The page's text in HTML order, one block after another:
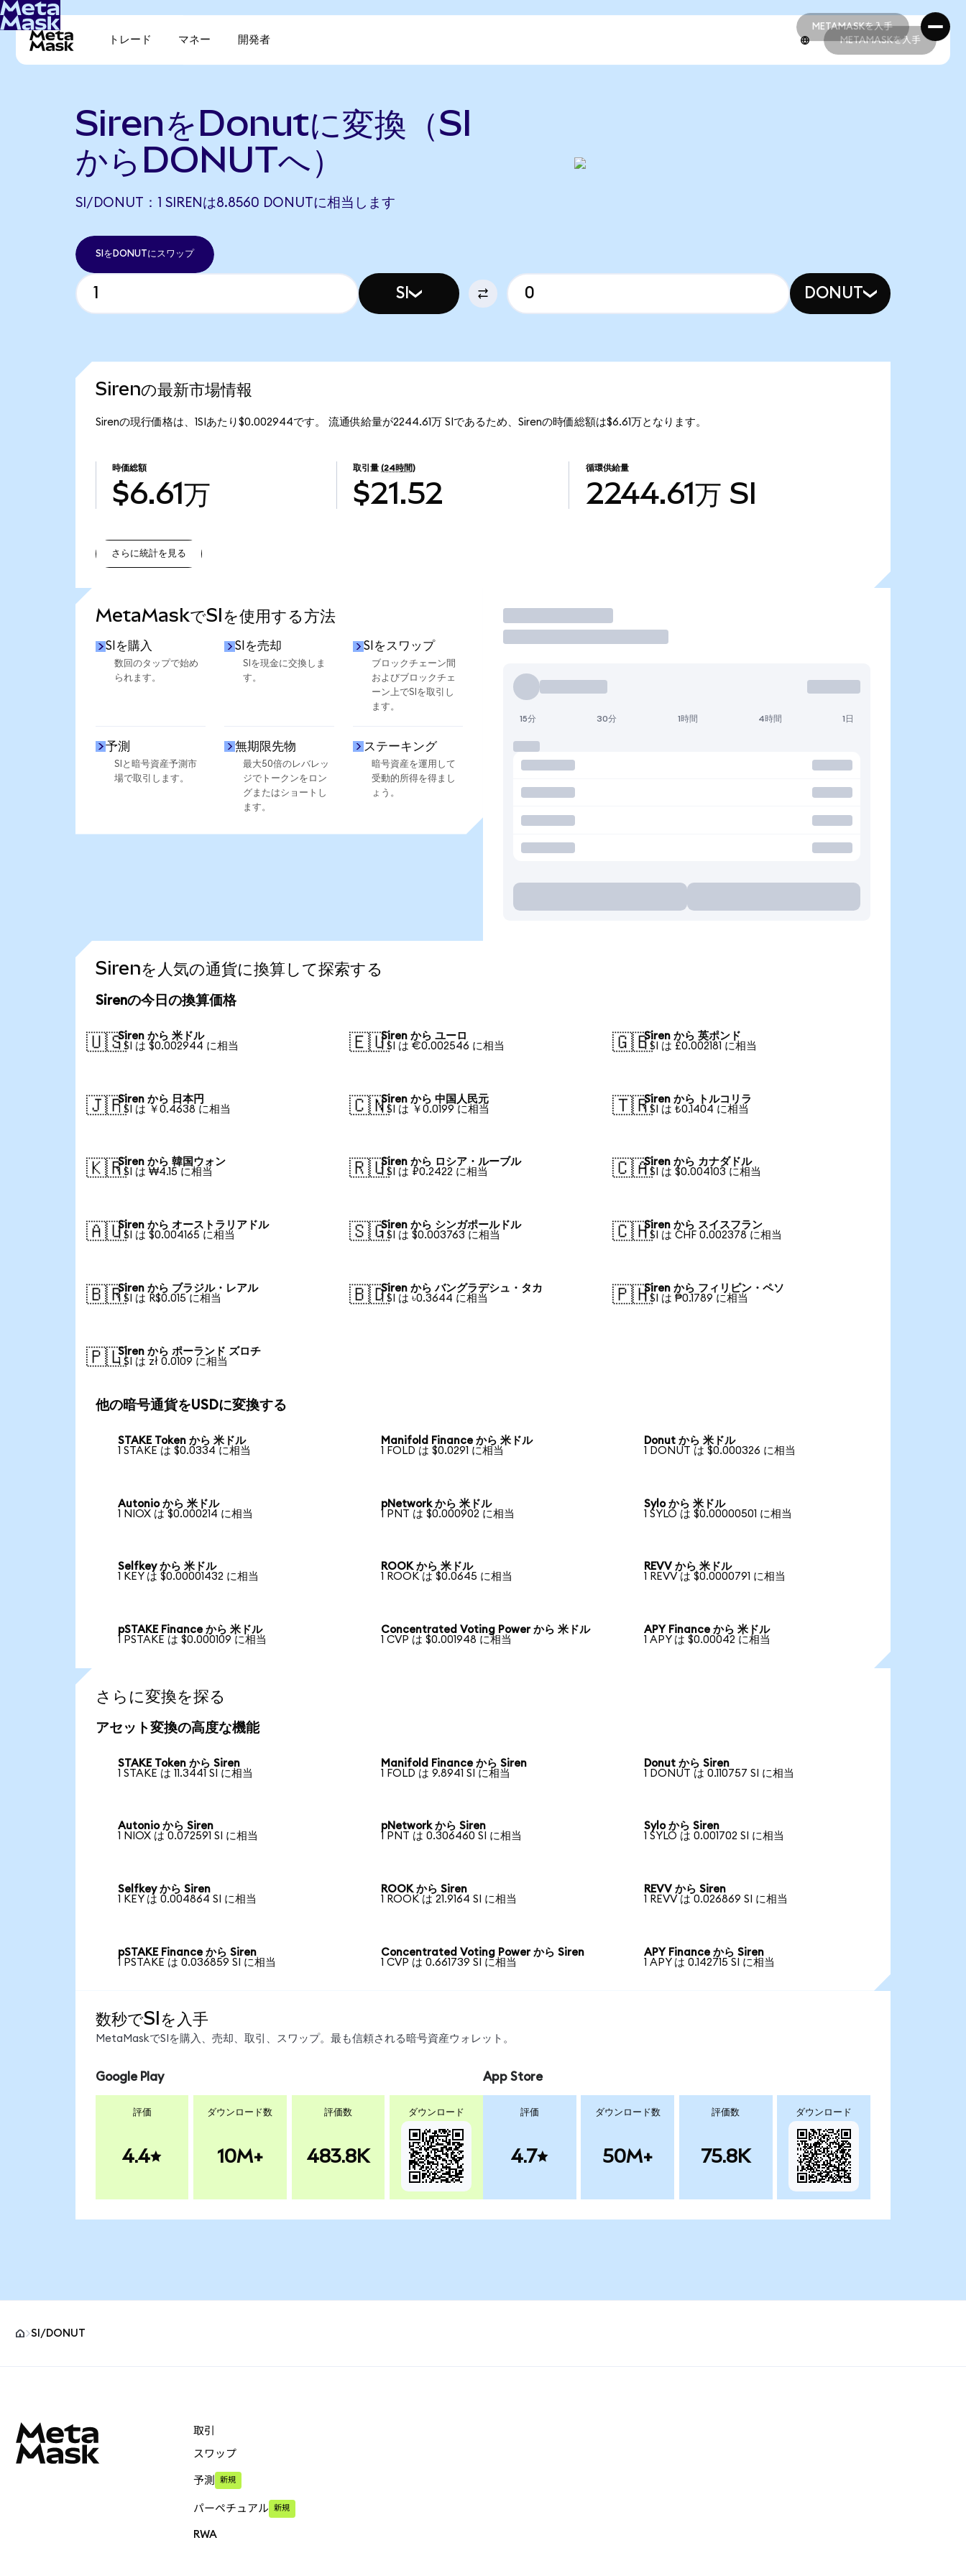
METAMASKを入手
METAMASKを入手
トレード マネー 開発者 METAMASKを入手
SirenをDonutに変換（SI
からDONUTへ）
SI/DONUT：1 SIRENは8.8560 DONUTに相当します
SIをDONUTにスワップ
SI DONUT
Sirenの最新市場情報
Sirenの現行価格は、1SIあたり$0.002944です。 流通供給量が2244.61万 SIであるため、Sirenの時価総額は$6.61万となります。
時価総額
$6.61万
取引量 (24時間)
$21.52
循環供給量
2244.61万 SI
さらに統計を見る
MetaMaskでSIを使用する方法
SIを購入
数回のタップで始め
られます。
SIを売却
SIを現金に交換しま
す。
SIをスワップ
ブロックチェーン間
およびブロックチェ
ーン上でSIを取引し
ます。
予測
SIと暗号資産予測市
場で取引します。
無期限先物
最大50倍のレバレッ
ジでトークンをロン
グまたはショートし
ます。
ステーキング
暗号資産を運用して
受動的所得を得まし
ょう。
取引
15分 30分 1時間 4時間 1日
Sirenを人気の通貨に換算して探索する
Sirenの今日の換算価格
🇺🇸Siren から 米ドル
1 SI は $0.002944 に相当
🇪🇺Siren から ユーロ
1 SI は €0.002546 に相当
🇬🇧Siren から 英ポンド
1 SI は £0.002181 に相当
🇯🇵Siren から 日本円
1 SI は ￥0.4638 に相当
🇨🇳Siren から 中国人民元
1 SI は ￥0.0199 に相当
🇹🇷Siren から トルコリラ
1 SI は ₺0.1404 に相当
🇰🇷Siren から 韓国ウォン
1 SI は ₩4.15 に相当
🇷🇺Siren から ロシア・ルーブル
1 SI は ₽0.2422 に相当
🇨🇦Siren から カナダドル
1 SI は $0.004103 に相当
🇦🇺Siren から オーストラリアドル
1 SI は $0.004165 に相当
🇸🇬Siren から シンガポールドル
1 SI は $0.003763 に相当
🇨🇭Siren から スイスフラン
1 SI は CHF 0.002378 に相当
🇧🇷Siren から ブラジル・レアル
1 SI は R$0.015 に相当
🇧🇩Siren から バングラデシュ・タカ
1 SI は ৳0.3644 に相当
🇵🇭Siren から フィリピン・ペソ
1 SI は ₱0.1789 に相当
🇵🇱Siren から ポーランド ズロチ
1 SI は zł 0.0109 に相当
他の暗号通貨をUSDに変換する
STAKE Token から 米ドル
1 STAKE は $0.0334 に相当
Manifold Finance から 米ドル
1 FOLD は $0.0291 に相当
Donut から 米ドル
1 DONUT は $0.000326 に相当
Autonio から 米ドル
1 NIOX は $0.000214 に相当
pNetwork から 米ドル
1 PNT は $0.000902 に相当
Sylo から 米ドル
1 SYLO は $0.00000501 に相当
Selfkey から 米ドル
1 KEY は $0.00001432 に相当
ROOK から 米ドル
1 ROOK は $0.0645 に相当
REVV から 米ドル
1 REVV は $0.0000791 に相当
pSTAKE Finance から 米ドル
1 PSTAKE は $0.000109 に相当
Concentrated Voting Power から 米ドル
1 CVP は $0.001948 に相当
APY Finance から 米ドル
1 APY は $0.00042 に相当
さらに変換を探る
アセット変換の高度な機能
STAKE Token から Siren
1 STAKE は 11.3441 SI に相当
Manifold Finance から Siren
1 FOLD は 9.8941 SI に相当
Donut から Siren
1 DONUT は 0.110757 SI に相当
Autonio から Siren
1 NIOX は 0.072591 SI に相当
pNetwork から Siren
1 PNT は 0.306460 SI に相当
Sylo から Siren
1 SYLO は 0.001702 SI に相当
Selfkey から Siren
1 KEY は 0.004864 SI に相当
ROOK から Siren
1 ROOK は 21.9164 SI に相当
REVV から Siren
1 REVV は 0.026869 SI に相当
pSTAKE Finance から Siren
1 PSTAKE は 0.036859 SI に相当
Concentrated Voting Power から Siren
1 CVP は 0.661739 SI に相当
APY Finance から Siren
1 APY は 0.142715 SI に相当
数秒でSIを入手
MetaMaskでSIを購入、売却、取引、スワップ。最も信頼される暗号資産ウォレット。
Google Play
評価
4.4
ダウンロード数
10M+
評価数
483.8K
ダウンロード
App Store
評価
4.7
ダウンロード数
50M+
評価数
75.8K
ダウンロード
SI/DONUT
取引
スワップ
予測 新規
パーペチュアル 新規
RWA